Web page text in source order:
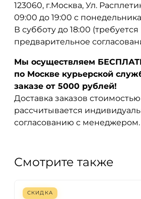
123060, г.Москва, Ул.
09:00 до 19:00 с
В субботу до 18:00 (требуется
предварительное
Мы осуществляем
по Москве курьерской
заказе от 5000 рублей!
Доставка заказов
рассчитывается
согласованию с менеджером.
Смотрите также
СКИДКА